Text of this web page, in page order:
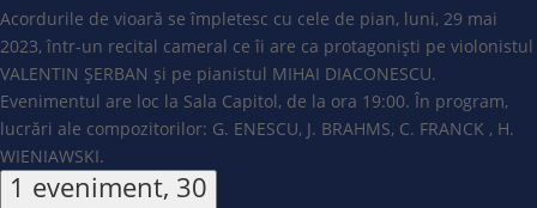
Acordurile de vioară se împletesc cu cele de pian, luni, 29 mai
2023, într-un recital cameral ce îi are ca protagoniști pe violonistul
VALENTIN ȘERBAN și pe pianistul MIHAI DIACONESCU.
Evenimentul are loc la Sala Capitol, de la ora 19:00. În program,
lucrări ale compozitorilor: G. ENESCU, J. BRAHMS, C. FRANCK , H.
WIENIAWSKI.
1 eveniment, 30